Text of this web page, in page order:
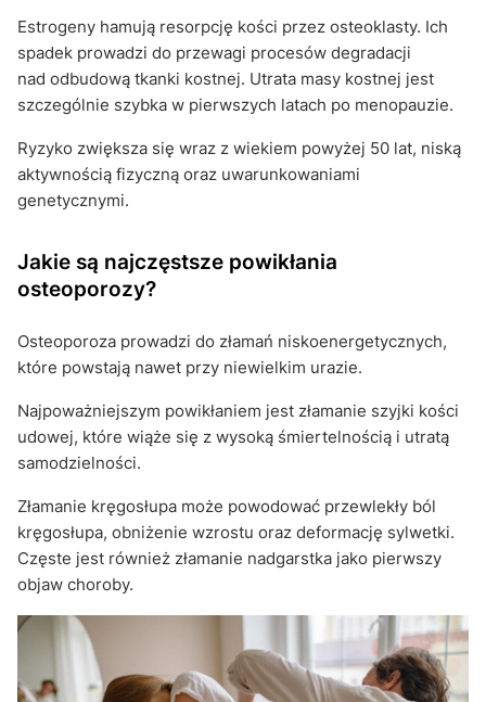
Estrogeny hamują resorpcję kości przez osteoklasty. Ich
spadek prowadzi do przewagi procesów degradacji
nad odbudową tkanki kostnej. Utrata masy kostnej jest
szczególnie szybka w pierwszych latach po menopauzie.
Ryzyko zwiększa się wraz z wiekiem powyżej 50 lat, niską
aktywnością fizyczną oraz uwarunkowaniami
genetycznymi.
Jakie są najczęstsze powikłania
osteoporozy?
Osteoporoza prowadzi do złamań niskoenergetycznych,
które powstają nawet przy niewielkim urazie.
Najpoważniejszym powikłaniem jest złamanie szyjki kości
udowej, które wiąże się z wysoką śmiertelnością i utratą
samodzielności.
Złamanie kręgosłupa może powodować przewlekły ból
kręgosłupa, obniżenie wzrostu oraz deformację sylwetki.
Częste jest również złamanie nadgarstka jako pierwszy
objaw choroby.